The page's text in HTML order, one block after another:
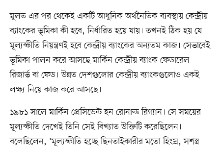
মূলত এর পর থেকেই একটি আধুনিক অর্থনৈতিক ব্যবস্থায় কেন্দ্রীয়
ব্যাংকের ভূমিকা কী হবে, নির্ধারিত হয়ে যায়। তখনই ঠিক হয় যে
মূল্যস্ফীতি নিয়ন্ত্রণই হবে কেন্দ্রীয় ব্যাংকের অন্যতম কাজ। সেভাবেই
ভূমিকা পালন করে আসছে মার্কিন কেন্দ্রীয় ব্যাংক ফেডারেল
রিজার্ভ বা ফেড। উন্নত দেশগুলোর কেন্দ্রীয় ব্যাংকগুলোও একই
লক্ষ্য নিয়ে কাজ করে আসছে।
১৯৮১ সালে মার্কিন প্রেসিডেন্ট হন রোনাল্ড রিগ্যান। সে সময়ের
মূল্যস্ফীতি দেখেই তিনি সেই বিখ্যাত উক্তিটি করেছিলেন।
বলেছিলেন, ‘মূল্যস্ফীতি হচ্ছে ছিনতাইকারীর মতো হিংস্র, সশস্ত্র